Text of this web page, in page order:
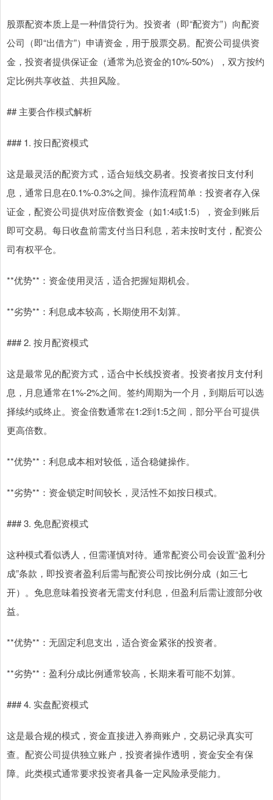
股票配资本质上是一种借贷行为。投资者（即“配资方”）向配资
公司（即“出借方”）申请资金，用于股票交易。配资公司提供资
金，投资者提供保证金（通常为总资金的10%-50%），双方按约
定比例共享收益、共担风险。
## 主要合作模式解析
### 1. 按日配资模式
这是最灵活的配资方式，适合短线交易者。投资者按日支付利
息，通常日息在0.1%-0.3%之间。操作流程简单：投资者存入保
证金，配资公司提供对应倍数资金（如1:4或1:5），资金到账后
即可交易。每日收盘前需支付当日利息，若未按时支付，配资公
司有权平仓。
**优势**：资金使用灵活，适合把握短期机会。
**劣势**：利息成本较高，长期使用不划算。
### 2. 按月配资模式
这是最常见的配资方式，适合中长线投资者。投资者按月支付利
息，月息通常在1%-2%之间。签约周期为一个月，到期后可以选
择续约或终止。资金倍数通常在1:2到1:5之间，部分平台可提供
更高倍数。
**优势**：利息成本相对较低，适合稳健操作。
**劣势**：资金锁定时间较长，灵活性不如按日模式。
### 3. 免息配资模式
这种模式看似诱人，但需谨慎对待。通常配资公司会设置“盈利分
成”条款，即投资者盈利后需与配资公司按比例分成（如三七
开）。免息意味着投资者无需支付利息，但盈利后需让渡部分收
益。
**优势**：无固定利息支出，适合资金紧张的投资者。
**劣势**：盈利分成比例通常较高，长期来看可能不划算。
### 4. 实盘配资模式
这是最合规的模式，资金直接进入券商账户，交易记录真实可
查。配资公司提供独立账户，投资者操作透明，资金安全有保
障。此类模式通常要求投资者具备一定风险承受能力。